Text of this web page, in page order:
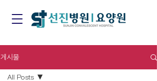
게시물
All Posts